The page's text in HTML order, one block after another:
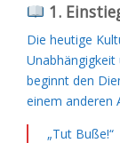
1.
Die heutige
beginnt den
einem anderen
„Tut Buße!“